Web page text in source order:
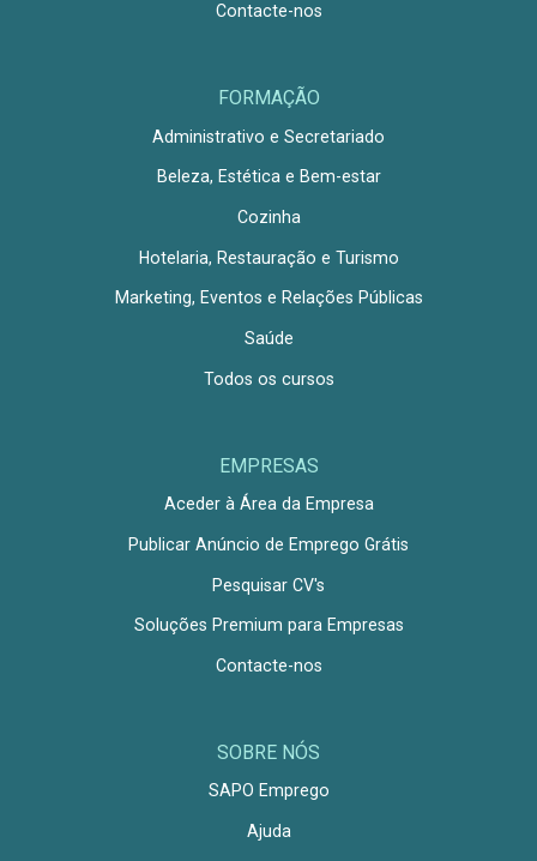
Contacte-nos
FORMAÇÃO
Administrativo e Secretariado
Beleza, Estética e Bem-estar
Cozinha
Hotelaria, Restauração e Turismo
Marketing, Eventos e Relações Públicas
Saúde
Todos os cursos
EMPRESAS
Aceder à Área da Empresa
Publicar Anúncio de Emprego Grátis
Pesquisar CV's
Soluções Premium para Empresas
Contacte-nos
SOBRE NÓS
SAPO Emprego
Ajuda